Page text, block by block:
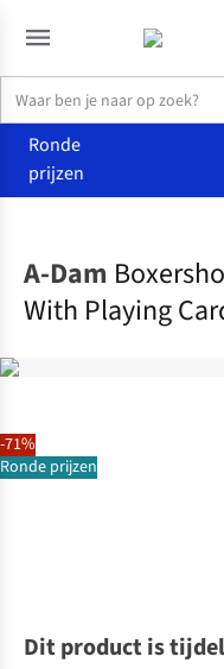
Ronde
prijzen
-71%
Ronde prijzen
A-Dam
With Playing
Dit product is